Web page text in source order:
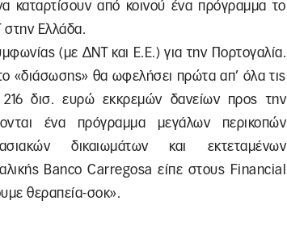
από κοινού ένα πρόγραμμα το
στην Ελλάδα.
(με ΔΝΤ και Ε.Ε.) για την Πορτογαλία.
«διάσωσης» θα ωφελήσει πρώτα απ’ όλα τις
216 δισ. ευρώ εκκρεμών δανείων προς την
ένα πρόγραμμα μεγάλων περικοπών
δικαιωμάτων και εκτεταμένων
Banco Carregosa είπε στους Financial
θεραπεία-σοκ».